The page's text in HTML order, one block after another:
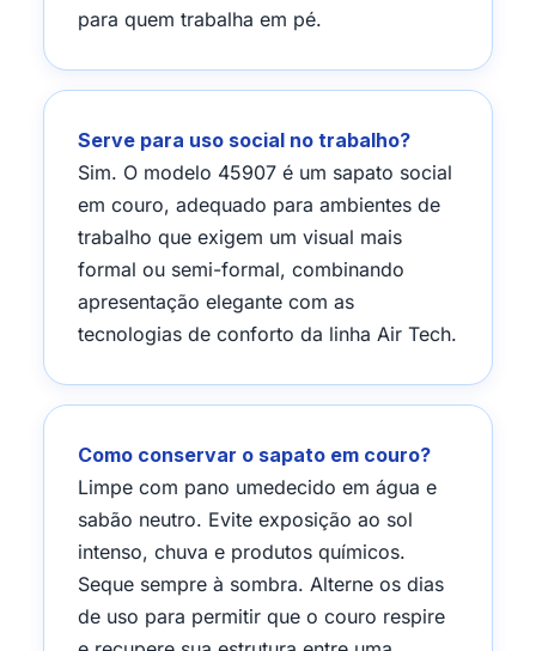
para quem trabalha em pé.
Serve para uso social no trabalho?
Sim. O modelo 45907 é um sapato social
em couro, adequado para ambientes de
trabalho que exigem um visual mais
formal ou semi-formal, combinando
apresentação elegante com as
tecnologias de conforto da linha Air Tech.
Como conservar o sapato em couro?
Limpe com pano umedecido em água e
sabão neutro. Evite exposição ao sol
intenso, chuva e produtos químicos.
Seque sempre à sombra. Alterne os dias
de uso para permitir que o couro respire